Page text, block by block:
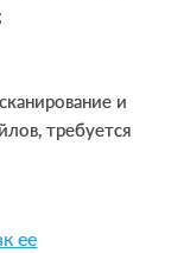
и
требуется
ее